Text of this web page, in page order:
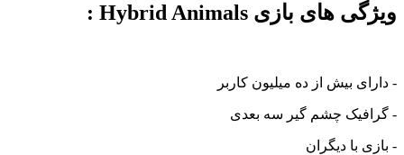
ویژگی های بازی Hybrid Animals :
- دارای بیش از ده میلیون کاربر
- گرافیک چشم گیر سه بعدی
- بازی با دیگران